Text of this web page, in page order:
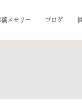
メモリー ブログ